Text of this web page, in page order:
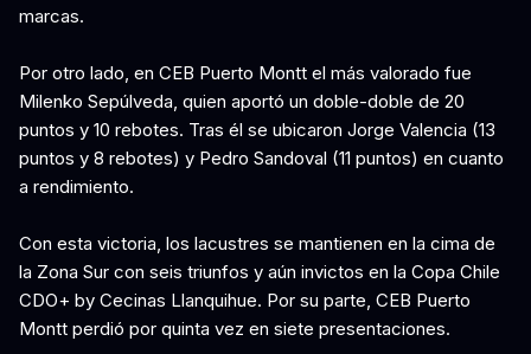
marcas.
Por otro lado, en CEB Puerto Montt el más valorado fue
Milenko Sepúlveda, quien aportó un doble-doble de 20
puntos y 10 rebotes. Tras él se ubicaron Jorge Valencia (13
puntos y 8 rebotes) y Pedro Sandoval (11 puntos) en cuanto
a rendimiento.
Con esta victoria, los lacustres se mantienen en la cima de
la Zona Sur con seis triunfos y aún invictos en la Copa Chile
CDO+ by Cecinas Llanquihue. Por su parte, CEB Puerto
Montt perdió por quinta vez en siete presentaciones.